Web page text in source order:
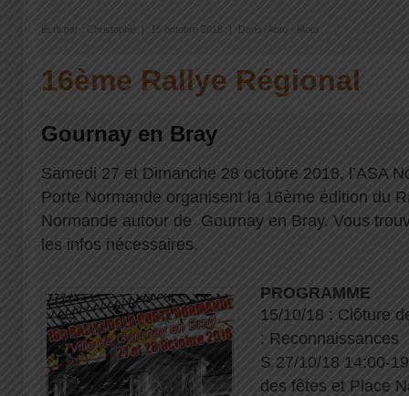
Écrit par : Christophe 16 octobre 2018 Dans :Auto - Moto
16ème Rallye Régional
Gournay en Bray
Samedi 27 et Dimanche 28 octobre 2018, l’ASA
Porte Normande organisent la 16ème édition du
Normande autour de Gournay en Bray. Vous
les infos nécessaires.
PROGRAMME
15/10/18 : Clôture
: Reconnaissances
S 27/10/18 14:00-
des fêtes et Place